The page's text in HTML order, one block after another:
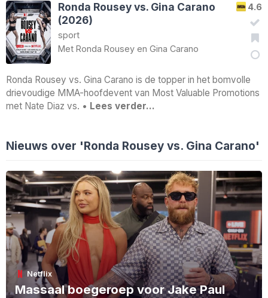
4.6
Ronda Rousey vs. Gina Carano
(2026)
sport
Met Ronda Rousey en Gina Carano
Ronda Rousey vs. Gina Carano is de topper in het bomvolle
drievoudige MMA-hoofdevent van Most Valuable Promotions
met Nate Diaz vs. • Lees verder…
Nieuws over 'Ronda Rousey vs. Gina Carano'
Netflix
Massaal boegeroep voor Jake Paul